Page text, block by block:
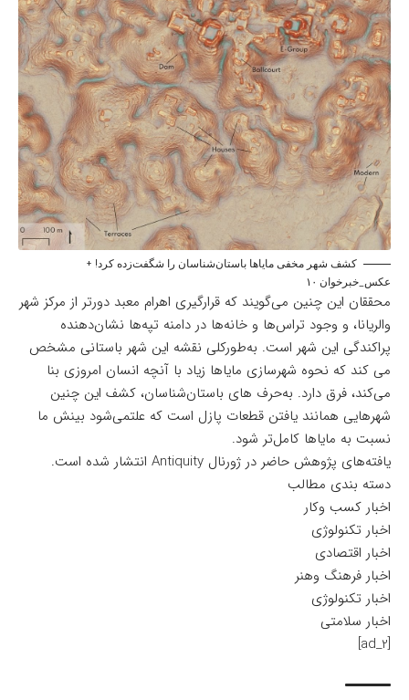
کشف شهر مخفی مایاها باستان‌شناسان را شگفت‌زده کرد! +
عکس_خبرخوان ۱۰
محققان این چنین می‌گویند که قرارگیری اهرام معبد دورتر از مرکز شهر
والریانا، و وجود تراس‌ها و خانه‌ها در دامنه تپه‌ها نشان‌دهنده
پراکندگی این شهر است. به‌طورکلی نقشه این شهر باستانی مشخص
می کند که نحوه شهرسازی مایاها زیاد با آنچه انسان امروزی بنا
می‌کند، فرق دارد. به‌حرف های باستان‌شناسان، کشف این چنین
شهرهایی همانند یافتن قطعات پازل است که علتمی‌شود بینش ما
نسبت به مایاها کامل‌تر شود.
یافته‌های پژوهش حاضر در ژورنال Antiquity انتشار شده است.
دسته بندی مطالب
اخبار کسب وکار
اخبار تکنولوژی
اخبار اقتصادی
اخبار فرهنگ وهنر
اخبار تکنولوژی
اخبار سلامتی
[ad_2]